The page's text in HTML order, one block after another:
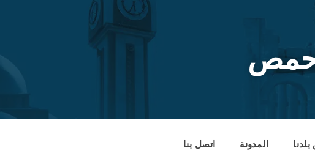
حمص
المدونة اتصل بنا